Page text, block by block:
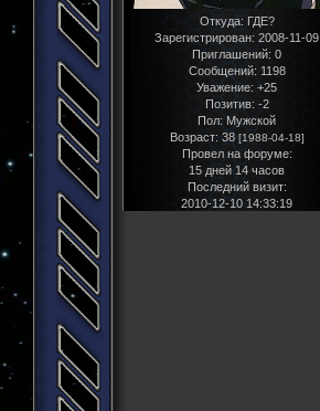
Откуда: ГДЕ?
Зарегистрирован: 2008-11-09
Приглашений: 0
Сообщений: 1198
Уважение: +25
Позитив: -2
Пол: Мужской
Возраст: 38[1988-04-18]
Провел на форуме:
15 дней 14 часов
Последний визит:
2010-12-10 14:33:19